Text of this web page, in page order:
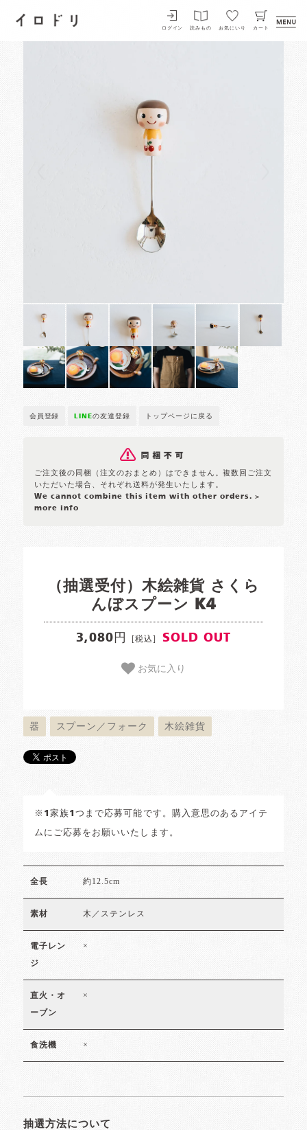
イロドリ
ログイン 読みもの お気にいり カート
会員登録 LINEの友達登録 トップページに戻る
ご注文後の同梱（注文のおまとめ）はできません。複数回ご注文
いただいた場合、それぞれ送料が発生いたします。
We cannot combine this item with other orders. >
more info
（抽選受付）木絵雑貨 さくら
んぼスプーン K4
3,080円 [税込] SOLD OUT
お気に入り
器 スプーン／フォーク 木絵雑貨
※1家族1つまで応募可能です。購入意思のあるアイテ
ムにご応募をお願いいたします。
全長 約12.5cm
素材 木／ステンレス
電子レン
ジ
×
直火・オ
ーブン
×
食洗機 ×
抽選方法について